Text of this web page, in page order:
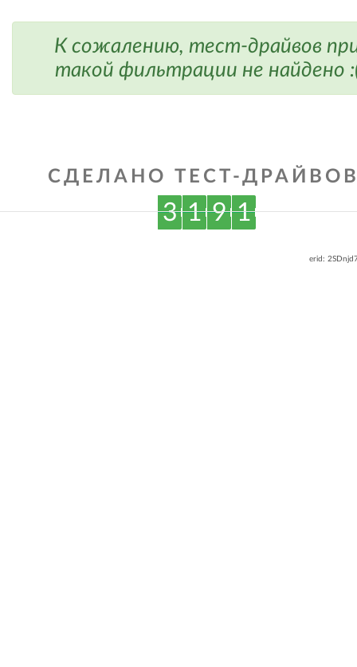
К сожалению, тест-драйвов
такой фильтрации не найдено
СДЕЛАНО ТЕСТ-
3 1 9 1
erid: